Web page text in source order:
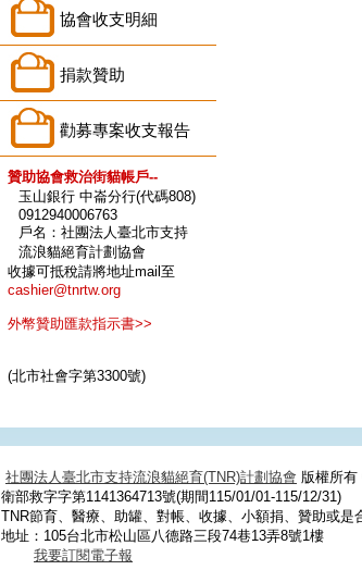
協會收支明細
捐款贊助
勸募專案收支報告
贊助協會救治街貓帳戶--
玉山銀行 中崙分行(代碼808)
0912940006763
戶名：社團法人臺北市支持
流浪貓絕育計劃協會
收據可抵稅請將地址mail至
cashier@tnrtw.org
外幣贊助匯款指示書>>
(北市社會字第3300號)
社團法人臺北市支持流浪貓絕育(TNR)計劃協會 版權所
衛部救字字第1141364713號(期間115/01/01-115/12/31)
TNR節育、醫療、助罐、對帳、收據、小額捐、贊助或是
地址：105台北市松山區八德路三段74巷13弄8號1樓
我要訂閱電子報